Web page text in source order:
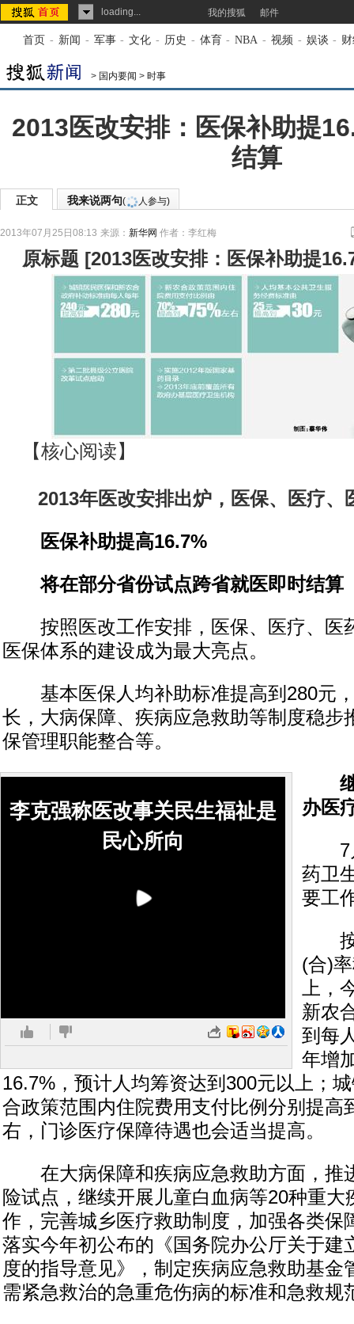
loading... 我的搜狐 邮件
首页 - 新闻 - 军事 - 文化 - 历史 - 体育 - NBA - 视频 - 娱谈 -
> 国内要闻 > 时事
2013医改安排：医保补助提
结算
正文 我来说两句( 人参与)
2013年07月25日08:13 来源： 新华网 作者：李红梅
原标题 [2013医改安排：医保补助提
【核心阅读】
2013年医改安排出炉，医保、医疗、
医保补助提高16.7%
将在部分省份试点跨省就医即时结算
按照医改工作安排，医保、医疗、医
医保体系的建设成为最大亮点。
基本医保人均补助标准提高到280元
长，大病保障、疾病应急救助等制度稳步
保管理职能整合等。
李克强称医改事关民生福祉是
民心所向
办医
7月
药卫
要工
按
(合)
上，
新农
到每
年增
16.7%，预计人均筹资达到300元以上；
合政策范围内住院费用支付比例分别提高
右，门诊医疗保障待遇也会适当提高。
在大病保障和疾病应急救助方面，推
险试点，继续开展儿童白血病等20种重大
作，完善城乡医疗救助制度，加强各类保
落实今年初公布的《国务院办公厅关于建
度的指导意见》，制定疾病应急救助基金
需紧急救治的急重危伤病的标准和急救规